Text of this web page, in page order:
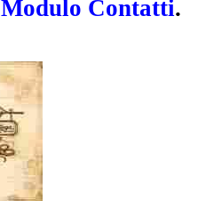
Modulo Contatti.